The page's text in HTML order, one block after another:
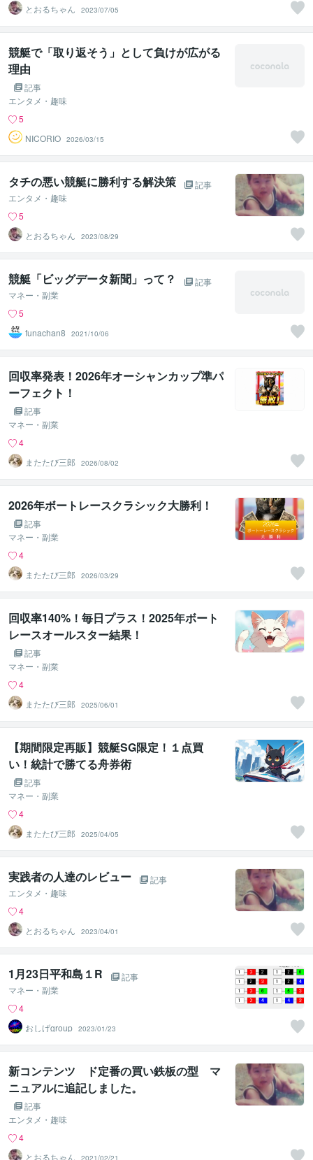
とおるちゃん
2023/07/05
競艇で「取り返そう」として負けが広がる
理由
記事
エンタメ・趣味
5
NICORIO 2026/03/15
タチの悪い競艇に勝利する解決策
記事
エンタメ・趣味
5
とおるちゃん
2023/08/29
競艇「ビッグデータ新聞」って？
記事
マネー・副業
5
funachan8
2021/10/06
回収率発表！2026年オーシャンカップ準パ
ーフェクト！
記事
マネー・副業
4
またたび三郎
2026/08/02
2026年ボートレースクラシック大勝利！
記事
マネー・副業
4
またたび三郎
2026/03/29
回収率140%！毎日プラス！2025年ボート
レースオールスター結果！
記事
マネー・副業
4
またたび三郎
2025/06/01
【期間限定再販】競艇SG限定！１点買
い！統計で勝てる舟券術
記事
マネー・副業
4
またたび三郎
2025/04/05
実践者の人達のレビュー
記事
エンタメ・趣味
4
とおるちゃん
2023/04/01
1月23日平和島１R
記事
マネー・副業
4
おしげgroup 2023/01/23
新コンテンツ ド定番の買い鉄板の型 マ
ニュアルに追記しました。
記事
エンタメ・趣味
4
とおるちゃん
2021/02/21